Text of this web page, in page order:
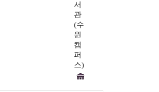
서
관
(수
원
캠
퍼
스)